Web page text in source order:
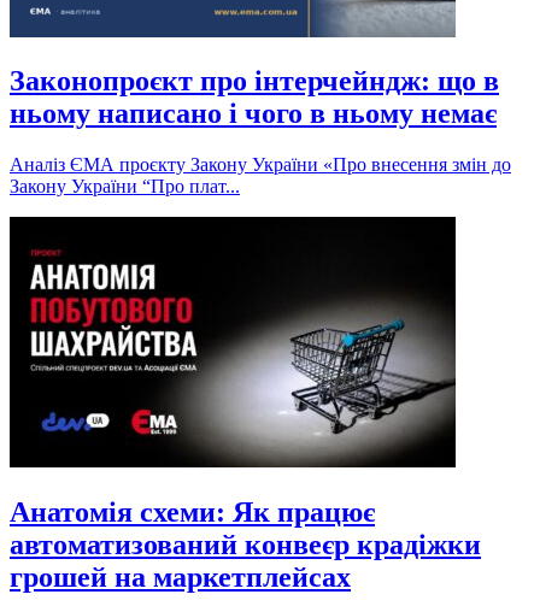
Законопроєкт про інтерчейндж: що в
ньому написано і чого в ньому немає
Аналіз ЄМА проєкту Закону України «Про внесення змін до
Закону України “Про плат...
Анатомія схеми: Як працює
автоматизований конвеєр крадіжки
грошей на маркетплейсах